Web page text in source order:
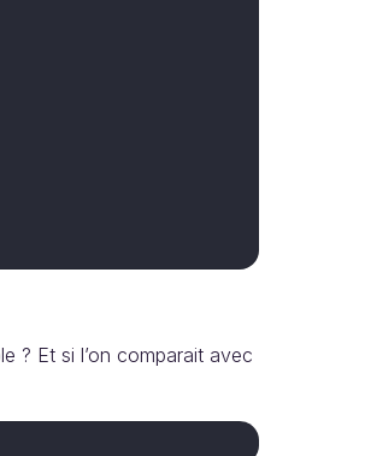
? Et si l’on comparait avec